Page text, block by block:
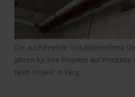
Die ausführende Installationsfirma
Jahren für ihre Projekte auf Produkte
beim Projekt in Perg.